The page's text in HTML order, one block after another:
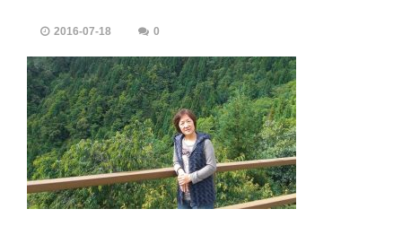
2016-07-18 0